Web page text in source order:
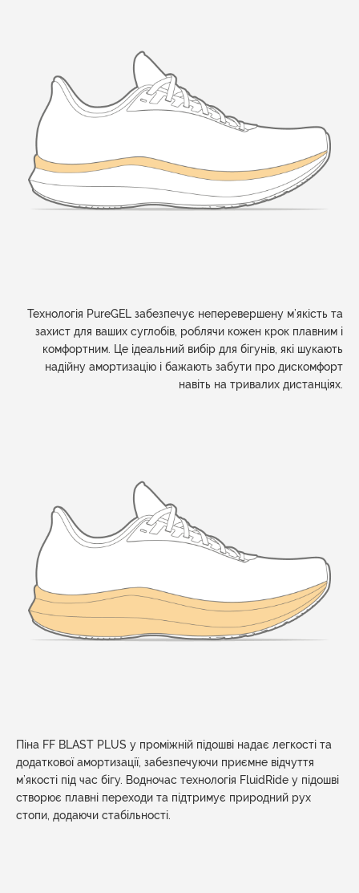
Технологія PureGEL забезпечує неперевершену м’якість та
захист для ваших суглобів, роблячи кожен крок плавним і
комфортним. Це ідеальний вибір для бігунів, які шукають
надійну амортизацію і бажають забути про дискомфорт
навіть на тривалих дистанціях.
Піна FF BLAST PLUS у проміжній підошві надає легкості та
додаткової амортизації, забезпечуючи приємне відчуття
м’якості під час бігу. Водночас технологія FluidRide у підошві
створює плавні переходи та підтримує природний рух
стопи, додаючи стабільності.